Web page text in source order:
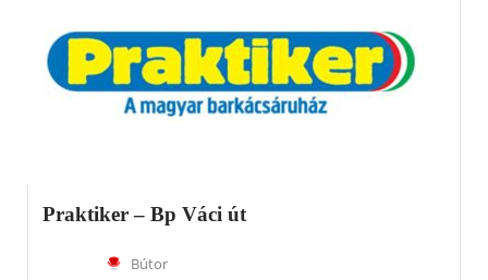
Praktiker – Bp Váci út
Bútor